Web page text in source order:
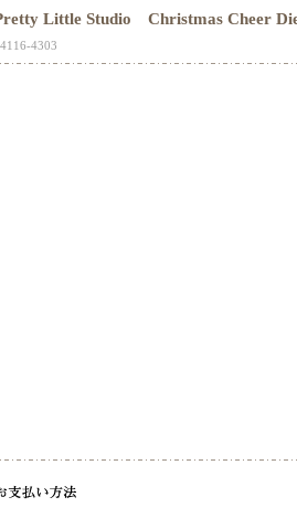
Little Studio Christmas Cheer
4303